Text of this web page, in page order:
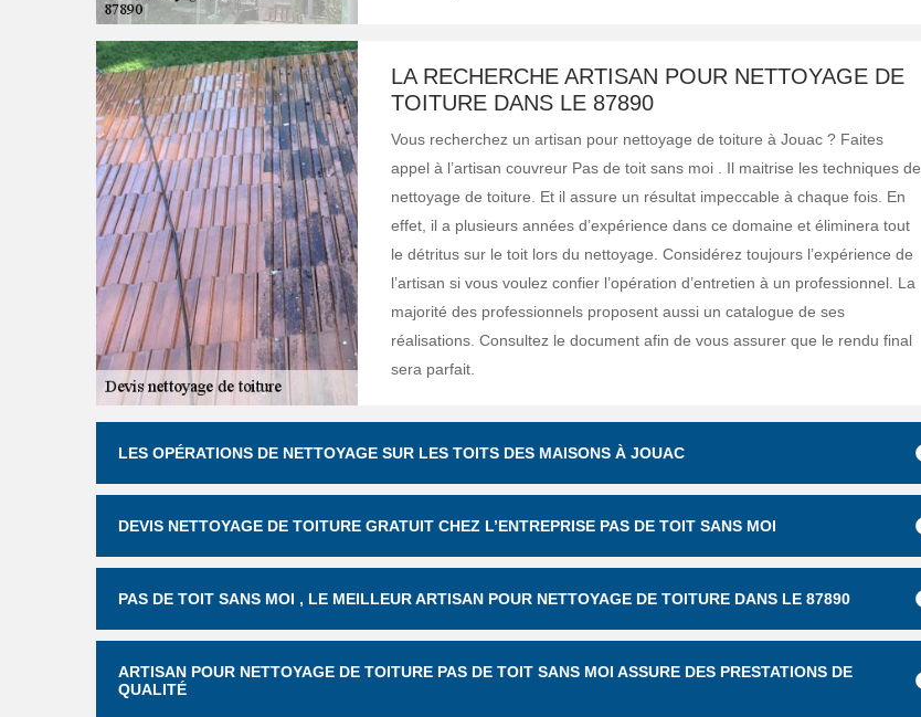
LA RECHERCHE ARTISAN POUR NETTOYAGE DE
TOITURE DANS LE 87890
Vous recherchez un artisan pour nettoyage de toiture à Jouac ? Faites
appel à l’artisan couvreur Pas de toit sans moi . Il maitrise les techniques de
nettoyage de toiture. Et il assure un résultat impeccable à chaque fois. En
effet, il a plusieurs années d’expérience dans ce domaine et éliminera tout
le détritus sur le toit lors du nettoyage. Considérez toujours l’expérience de
l’artisan si vous voulez confier l’opération d’entretien à un professionnel. La
majorité des professionnels proposent aussi un catalogue de ses
réalisations. Consultez le document afin de vous assurer que le rendu final
sera parfait.
LES OPÉRATIONS DE NETTOYAGE SUR LES TOITS DES MAISONS À JOUAC
DEVIS NETTOYAGE DE TOITURE GRATUIT CHEZ L’ENTREPRISE PAS DE TOIT SANS MOI
PAS DE TOIT SANS MOI , LE MEILLEUR ARTISAN POUR NETTOYAGE DE TOITURE DANS LE 87890
ARTISAN POUR NETTOYAGE DE TOITURE PAS DE TOIT SANS MOI ASSURE DES PRESTATIONS DE
QUALITÉ